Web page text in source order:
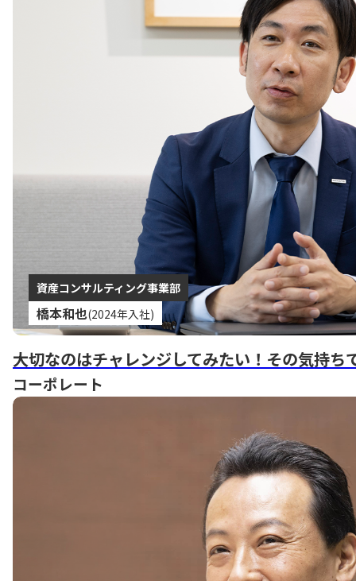
資産コンサルティング事業部
橋本和也(2024年入社)
大切なのはチャレンジしてみたい！その気持ち
コーポレート